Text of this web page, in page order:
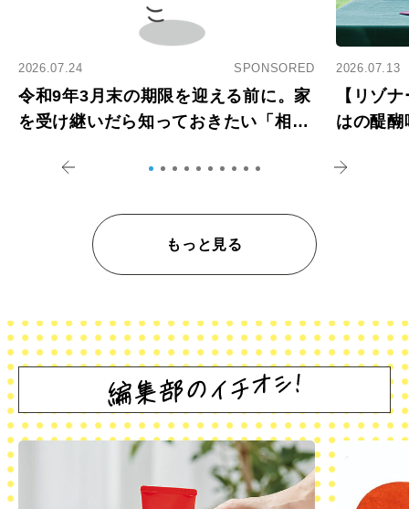
2026.07.24 SPONSORED
令和9年3月末の期限を迎える前に。家
を受け継いだら知っておきたい「相続
2026.07.13
【リゾ
はの醍
もっと見る